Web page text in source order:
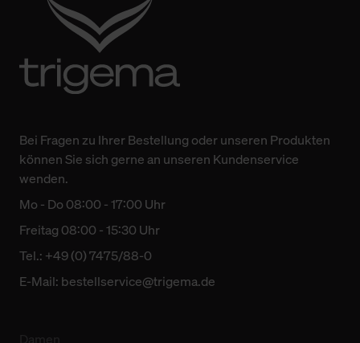
Bei Fragen zu Ihrer Bestellung oder unseren Produkten
können Sie sich gerne an unseren Kundenservice
wenden.
Mo - Do 08:00 - 17:00 Uhr
Freitag 08:00 - 15:30 Uhr
Tel.: +49 (0) 7475/88-0
E-Mail: bestellservice@trigema.de